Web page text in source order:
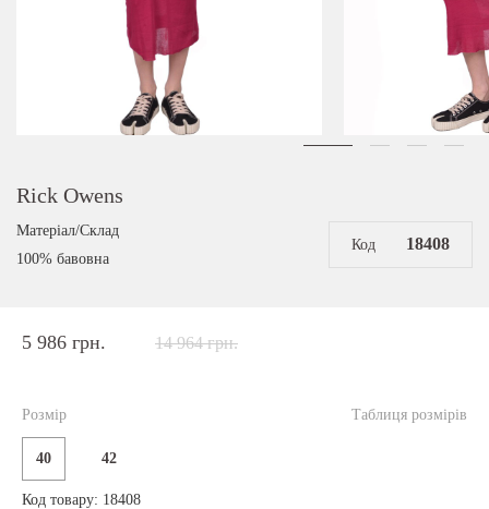
Rick Owens
Матеріал/Склад
100% бавовна
Код 18408
5 986 грн. 14 964 грн.
Таблиця розмірів
Розмір
40 42
Код товару: 18408